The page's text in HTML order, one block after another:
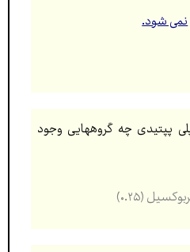
نمی شود.
پپتیدی چه گروههايی وجود